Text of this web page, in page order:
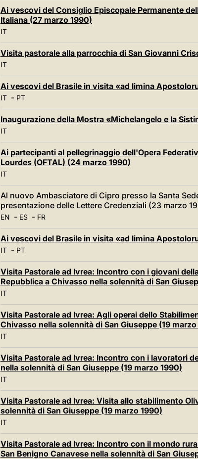
Ai vescovi del Consiglio Episcopale Permanente
Italiana (27 marzo 1990)
IT
Visita pastorale alla parrocchia di San Giovanni
IT
Ai vescovi del Brasile in visita «ad limina
IT- PT
Inaugurazione della Mostra «Michelangelo e la
IT
Ai partecipanti al pellegrinaggio dell'Opera
Lourdes (OFTAL) (24 marzo 1990)
IT
Al nuovo Ambasciatore di Cipro presso la Santa
presentazione delle Lettere Credenziali (23 marzo
EN - ES- FR
Ai vescovi del Brasile in visita «ad limina
IT- PT
Visita Pastorale ad Ivrea: Incontro con i giovani
Repubblica a Chivasso nella solennità di San
IT
Visita Pastorale ad Ivrea: Agli operai dello
Chivasso nella solennità di San Giuseppe (19
IT
Visita Pastorale ad Ivrea: Incontro con i lavoratori
nella solennità di San Giuseppe (19 marzo 1990)
IT
Visita Pastorale ad Ivrea: Visita allo stabilimento
solennità di San Giuseppe (19 marzo 1990)
IT
Visita Pastorale ad Ivrea: Incontro con il mondo
San Benigno Canavese nella solennità di San